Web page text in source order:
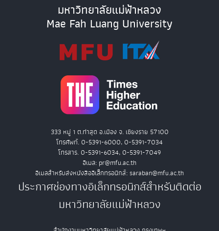
มหาวิทยาลัยแม่ฟ้าหลวง
Mae Fah Luang University
333 หมู่ 1 ต.ท่าสุด อ.เมือง จ. เชียงราย 57100
โทรศัพท์. 0-5391-6000, 0-5391-7034
โทรสาร. 0-5391-6034, 0-5391-7049
อีเมล: pr@mfu.ac.th
อีเมลสำหรับส่งหนังสืออิเล็กทรอนิกส์: saraban@mfu.ac.th
ประกาศช่องทางอิเล็กทรอนิกส์สำหรับติดต่อ
มหาวิทยาลัยแม่ฟ้าหลวง